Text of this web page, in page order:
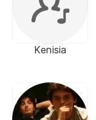
Kenisia